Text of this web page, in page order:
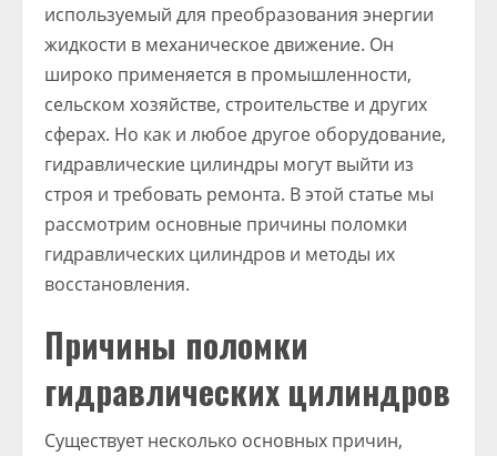
используемый для преобразования энергии
жидкости в механическое движение. Он
широко применяется в промышленности,
сельском хозяйстве, строительстве и других
сферах. Но как и любое другое оборудование,
гидравлические цилиндры могут выйти из
строя и требовать ремонта. В этой статье мы
рассмотрим основные причины поломки
гидравлических цилиндров и методы их
восстановления.
Причины поломки
гидравлических цилиндров
Существует несколько основных причин,